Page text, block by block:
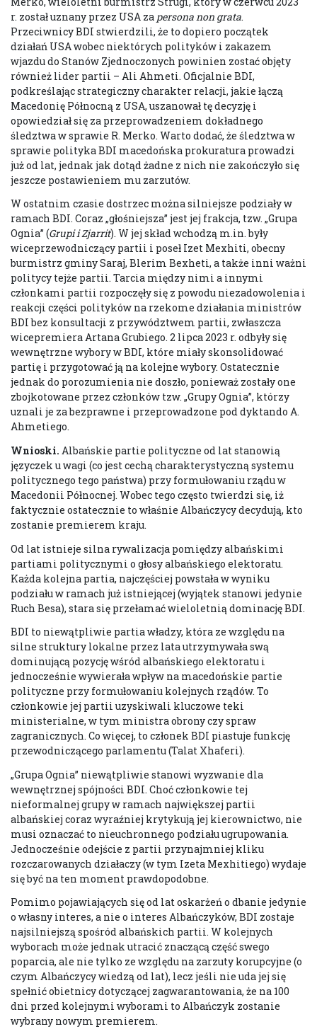
r. został uznany przez USA za persona non grata.
Przeciwnicy BDI stwierdzili, że to dopiero początek
działań USA wobec niektórych polityków i zakazem
wjazdu do Stanów Zjednoczonych powinien zostać objęty
również lider partii – Ali Ahmeti. Oficjalnie BDI,
podkreślając strategiczny charakter relacji, jakie łączą
Macedonię Północną z USA, uszanował tę decyzję i
opowiedział się za przeprowadzeniem dokładnego
śledztwa w sprawie R. Merko. Warto dodać, że śledztwa w
sprawie polityka BDI macedońska prokuratura prowadzi
już od lat, jednak jak dotąd żadne z nich nie zakończyło się
jeszcze postawieniem mu zarzutów.
W ostatnim czasie dostrzec można silniejsze podziały w
ramach BDI. Coraz „głośniejsza” jest jej frakcja, tzw. „Grupa
Ognia” (Grupi i Zjarrit). W jej skład wchodzą m.in. były
wiceprzewodniczący partii i poseł Izet Mexhiti, obecny
burmistrz gminy Saraj, Blerim Bexheti, a także inni ważni
politycy tejże partii. Tarcia między nimi a innymi
członkami partii rozpoczęły się z powodu niezadowolenia i
reakcji części polityków na rzekome działania ministrów
BDI bez konsultacji z przywództwem partii, zwłaszcza
wicepremiera Artana Grubiego. 2 lipca 2023 r. odbyły się
wewnętrzne wybory w BDI, które miały skonsolidować
partię i przygotować ją na kolejne wybory. Ostatecznie
jednak do porozumienia nie doszło, ponieważ zostały one
zbojkotowane przez członków tzw. „Grupy Ognia”, którzy
uznali je za bezprawne i przeprowadzone pod dyktando A.
Ahmetiego.
Wnioski. Albańskie partie polityczne od lat stanowią
języczek u wagi (co jest cechą charakterystyczną systemu
politycznego tego państwa) przy formułowaniu rządu w
Macedonii Północnej. Wobec tego często twierdzi się, iż
faktycznie ostatecznie to właśnie Albańczycy decydują, kto
zostanie premierem kraju.
Od lat istnieje silna rywalizacja pomiędzy albańskimi
partiami politycznymi o głosy albańskiego elektoratu.
Każda kolejna partia, najczęściej powstała w wyniku
podziału w ramach już istniejącej (wyjątek stanowi jedynie
Ruch Besa), stara się przełamać wieloletnią dominację BDI.
BDI to niewątpliwie partia władzy, która ze względu na
silne struktury lokalne przez lata utrzymywała swą
dominującą pozycję wśród albańskiego elektoratu i
jednocześnie wywierała wpływ na macedońskie partie
polityczne przy formułowaniu kolejnych rządów. To
członkowie jej partii uzyskiwali kluczowe teki
ministerialne, w tym ministra obrony czy spraw
zagranicznych. Co więcej, to członek BDI piastuje funkcję
przewodniczącego parlamentu (Talat Xhaferi).
„Grupa Ognia” niewątpliwie stanowi wyzwanie dla
wewnętrznej spójności BDI. Choć członkowie tej
nieformalnej grupy w ramach największej partii
albańskiej coraz wyraźniej krytykują jej kierownictwo, nie
musi oznaczać to nieuchronnego podziału ugrupowania.
Jednocześnie odejście z partii przynajmniej kliku
rozczarowanych działaczy (w tym Izeta Mexhitiego) wydaje
się być na ten moment prawdopodobne.
Pomimo pojawiających się od lat oskarżeń o dbanie jedynie
o własny interes, a nie o interes Albańczyków, BDI zostaje
najsilniejszą spośród albańskich partii. W kolejnych
wyborach może jednak utracić znaczącą część swego
poparcia, ale nie tylko ze względu na zarzuty korupcyjne (o
czym Albańczycy wiedzą od lat), lecz jeśli nie uda jej się
spełnić obietnicy dotyczącej zagwarantowania, że na 100
dni przed kolejnymi wyborami to Albańczyk zostanie
wybrany nowym premierem.